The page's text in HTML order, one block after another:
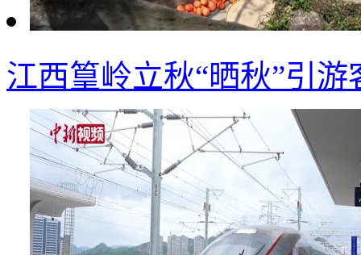
江西篁岭立秋“晒秋”引游